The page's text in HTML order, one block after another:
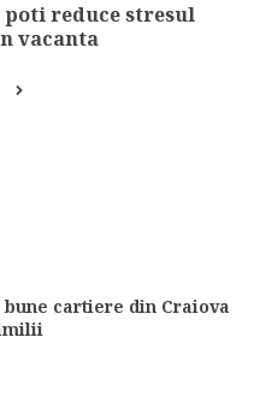
reduce stresul
vacanta
bune cartiere din Craiova